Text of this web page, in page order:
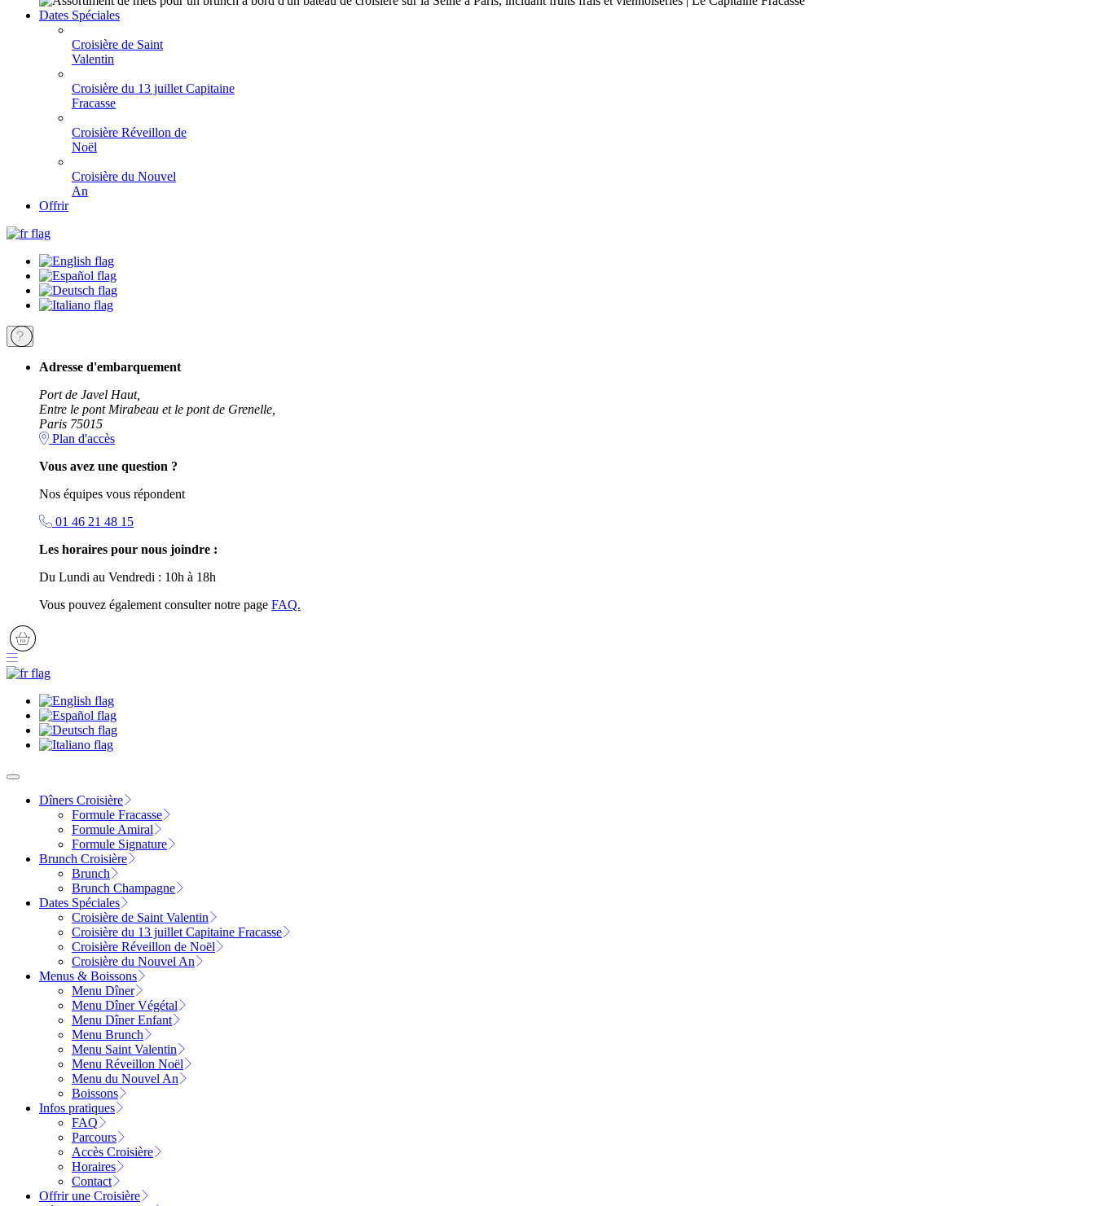
Dates Spéciales
Croisière de Saint
Valentin
Croisière du 13 juillet Capitaine
Fracasse
Croisière Réveillon de
Noël
Croisière du Nouvel
An
Offrir
Adresse d'embarquement
Port de Javel Haut,
Entre le pont Mirabeau et le pont de Grenelle,
Paris 75015
Plan d'accès
Vous avez une question ?
Nos équipes vous répondent
01 46 21 48 15
Les horaires pour nous joindre :
Du Lundi au Vendredi : 10h à 18h
Vous pouvez également consulter notre page FAQ.
Dîners Croisière
Formule Fracasse
Formule Amiral
Formule Signature
Brunch Croisière
Brunch
Brunch Champagne
Dates Spéciales
Croisière de Saint Valentin
Croisière du 13 juillet Capitaine Fracasse
Croisière Réveillon de Noël
Croisière du Nouvel An
Menus & Boissons
Menu Dîner
Menu Dîner Végétal
Menu Dîner Enfant
Menu Brunch
Menu Saint Valentin
Menu Réveillon Noël
Menu du Nouvel An
Boissons
Infos pratiques
FAQ
Parcours
Accès Croisière
Horaires
Contact
Offrir une Croisière